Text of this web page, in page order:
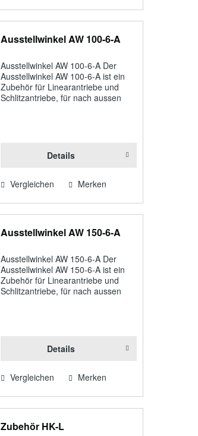
Ausstellwinkel AW 100-6-A
Ausstellwinkel AW 100-6-A Der
Ausstellwinkel AW 100-6-A ist ein
Zubehör für Linearantriebe und
Schlitzantriebe, für nach aussen
Details
Vergleichen Merken
Ausstellwinkel AW 150-6-A
Ausstellwinkel AW 150-6-A Der
Ausstellwinkel AW 150-6-A ist ein
Zubehör für Linearantriebe und
Schlitzantriebe, für nach aussen
Details
Vergleichen Merken
Zubehör HK-L